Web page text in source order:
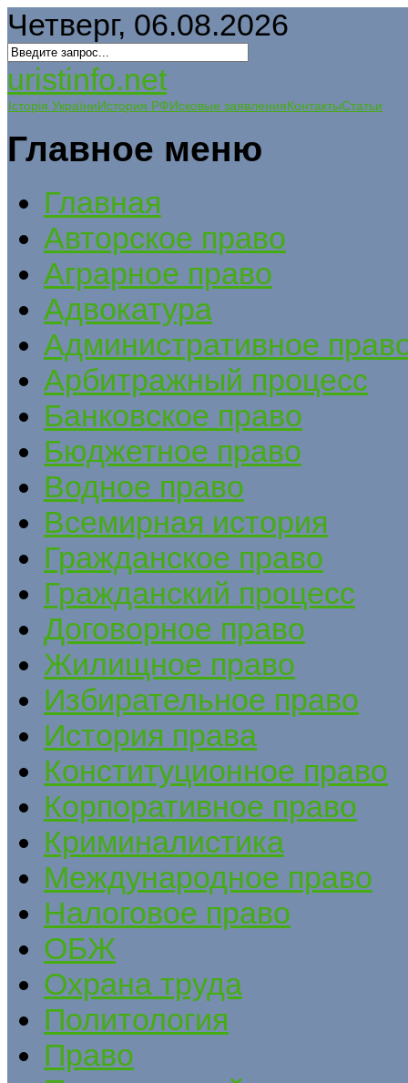
Четверг, 06.08.2026
uristinfo.net
Історія УкраїниИстория РФИсковые заявленияКонтактыСтатьи
Главное меню
Главная
Авторское право
Аграрное право
Адвокатура
Административное
Арбитражный процесс
Банковское право
Бюджетное право
Водное право
Всемирная история
Гражданское право
Гражданский процесс
Договорное право
Жилищное право
Избирательное право
История права
Конституционное право
Корпоративное право
Криминалистика
Международное право
Налоговое право
ОБЖ
Охрана труда
Политология
Право